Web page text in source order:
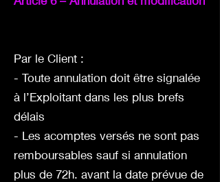
Par le Client :
- Toute annulation doit être signalée
à l’Exploitant dans les plus brefs
délais
- Les acomptes versés ne sont pas
remboursables sauf si annulation
plus de 72h. avant la date prévue de